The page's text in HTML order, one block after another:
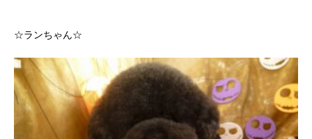
☆ランちゃん☆